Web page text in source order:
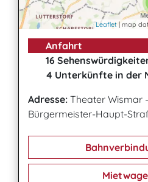
Leaflet | map
Anfahrt
16
4 Unterkünfte in der
Adresse: Theater Wismar
Bürgermeister-Haupt-